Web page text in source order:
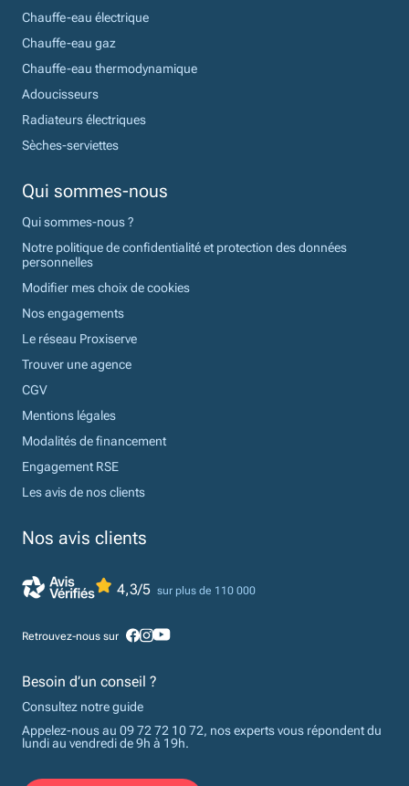
Chauffe-eau électrique
Chauffe-eau gaz
Chauffe-eau thermodynamique
Adoucisseurs
Radiateurs électriques
Sèches-serviettes
Qui sommes-nous
Qui sommes-nous ?
Notre politique de confidentialité et protection des données
personnelles
Modifier mes choix de cookies
Nos engagements
Le réseau Proxiserve
Trouver une agence
CGV
Mentions légales
Modalités de financement
Engagement RSE
Les avis de nos clients
Nos avis clients
4,3/5 sur plus de 110 000
Retrouvez-nous sur
Besoin d’un conseil ?
Consultez notre guide
Appelez-nous au 09 72 72 10 72, nos experts vous répondent du
lundi au vendredi de 9h à 19h.